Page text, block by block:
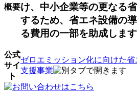
概要け、中小企業等の更なる
するため、省エネ設備の
る費用の一部を助成します
公式
サイ
ト
ゼロエミッション化に向けた
支援事業